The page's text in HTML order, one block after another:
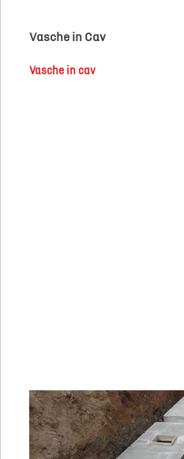
Vasche in Cav
Vasche in cav